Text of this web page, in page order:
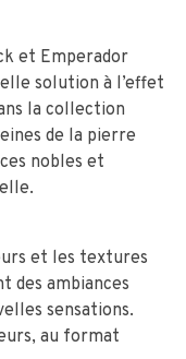
et Emperador
solution à l’effet
la collection
de la pierre
nobles et
et les textures
des ambiances
sensations.
au format